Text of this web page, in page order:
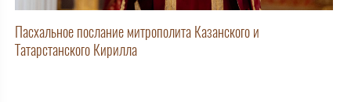
Пасхальное послание митрополита Казанского и
Татарстанского Кирилла